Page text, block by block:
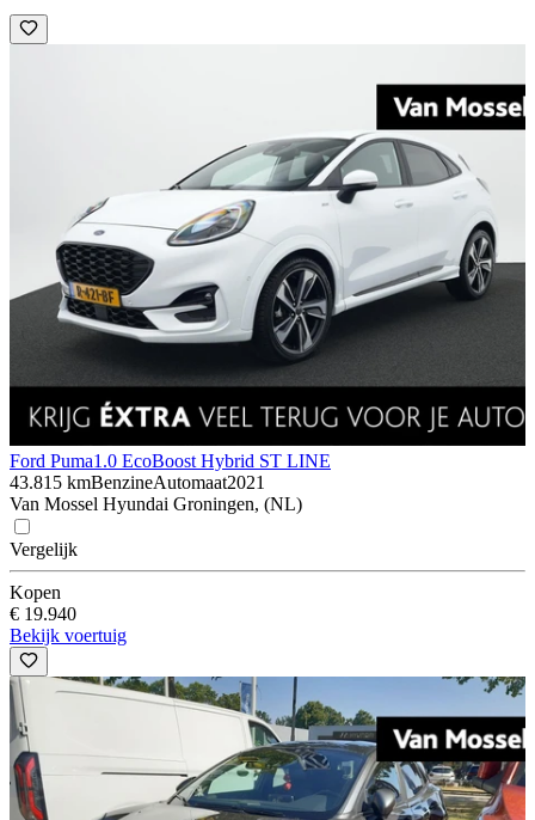
Ford Puma1.0 EcoBoost Hybrid ST LINE
43.815 kmBenzineAutomaat2021
Van Mossel Hyundai Groningen, (NL)
Vergelijk
Kopen
€ 19.940
Bekijk voertuig